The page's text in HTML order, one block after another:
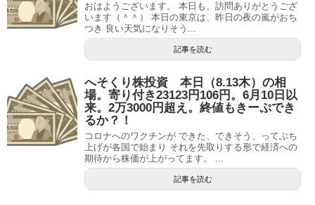
おはようございます。 本日も、訪問ありがとうござ
います（＾＾） 本日の東京は、昨日の夜の嵐がおち
つき 良い天気になりそう...
記事を読む
へそくり株投資 本日（8.13木）の相
場。寄り付き23123円106円。6月10日以
来。2万3000円超え。終値もきーぷでき
るか？！
コロナへのワクチンが できた、できそう、ってぶち
上げが各国で始まり それを先取りする形で経済への
期待から株価が上がってます。 ...
記事を読む